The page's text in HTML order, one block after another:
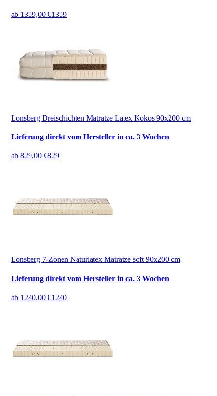
ab 1359,00 €1359
Lonsberg Dreischichten Matratze Latex Kokos 90x200 cm
Lieferung direkt vom Hersteller in ca. 3 Wochen
ab 829,00 €829
Lonsberg 7-Zonen Naturlatex Matratze soft 90x200 cm
Lieferung direkt vom Hersteller in ca. 3 Wochen
ab 1240,00 €1240